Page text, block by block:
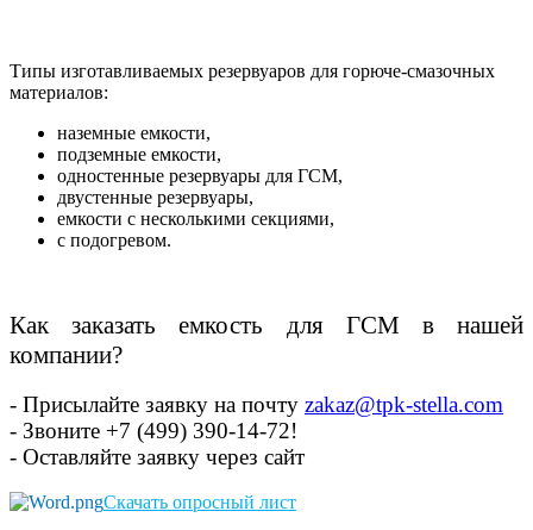
Типы изготавливаемых резервуаров для горюче-смазочных
материалов:
наземные емкости,
подземные емкости,
одностенные резервуары для ГСМ,
двустенные резервуары,
емкости с несколькими секциями,
с подогревом.
Как заказать емкость для ГСМ в нашей
компании?
- Присылайте заявку на почту zakaz@tpk-stella.com
- Звоните +7 (499) 390-14-72!
- Оставляйте заявку через сайт
Скачать опросный лист